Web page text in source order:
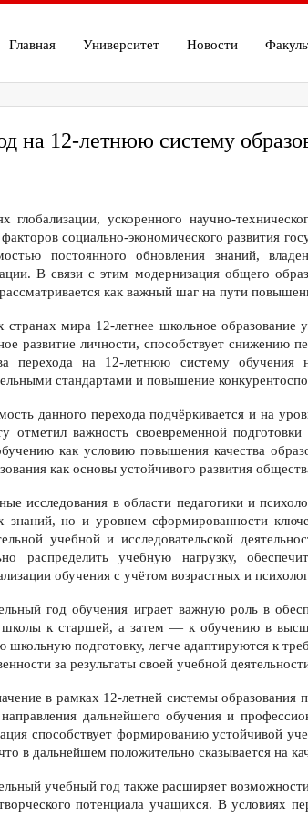
Главная Университет Новости
на 12-летнюю систему
глобализации, ускоренного научно-
социально-экономического развития
постоянного обновления знаний,
В связи с этим модернизация общего
как важный шаг на пути
странах мира 12-летнее школьное образование
развитие личности, способствует снижению
перехода на 12-летнюю систему обучения
стандартами и повышение
данного перехода подчёркивается и на
отметил важность своевременной
как условию повышения качества
как основы устойчивого развития
исследования в области педагогики и
знаний, но и уровнем сформированности
учебной и исследовательской
распределить учебную нагрузку,
обучения с учётом возрастных и
год обучения играет важную роль в
школы к старшей, а затем — к обучению в
школьную подготовку, легче адаптируются к
за результаты своей учебной
в рамках 12-летней системы
дальнейшего обучения и
способствует формированию устойчивой
в дальнейшем положительно сказывается на
учебный год также расширяет
потенциала учащихся. В условиях